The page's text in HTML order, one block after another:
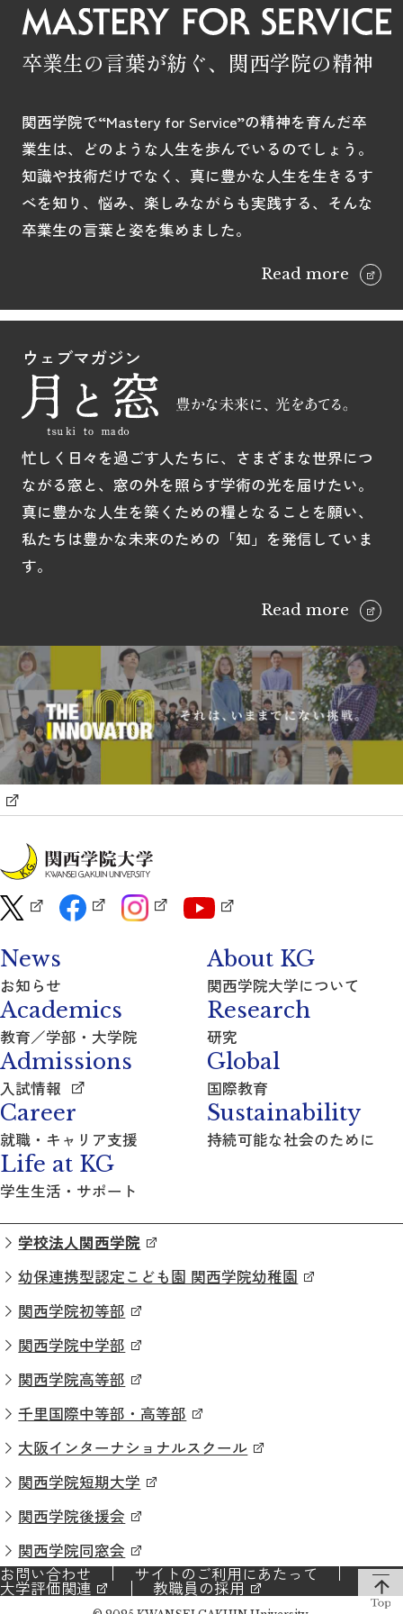
卒業生の言葉が紡ぐ、関西学院の精神
関西学院で“Mastery for Service”の精神を育んだ卒
業生は、どのような人生を歩んでいるのでしょう。
知識や技術だけでなく、真に豊かな人生を生きるす
べを知り、悩み、楽しみながらも実践する、そんな
卒業生の言葉と姿を集めました。
Read more
ウェブマガジン
忙しく日々を過ごす人たちに、さまざまな世界につ
ながる窓と、窓の外を照らす学術の光を届けたい。
真に豊かな人生を築くための糧となることを願い、
私たちは豊かな未来のための「知」を発信していま
す。
Read more
News
お知らせ
About KG
関西学院大学について
Academics
教育／学部・大学院
Research
研究
Admissions
入試情報
Global
国際教育
Career
就職・キャリア支援
Sustainability
持続可能な社会のために
Life at KG
学生生活・サポート
学校法人関西学院
幼保連携型認定こども園 関西学院幼稚園
関西学院初等部
関西学院中学部
関西学院高等部
千里国際中等部・高等部
大阪インターナショナルスクール
関西学院短期大学
関西学院後援会
関西学院同窓会
お問い合わせ
サイトのご利用にあたって
大学評価関連 教職員の採用